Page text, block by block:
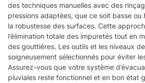
des techniques manuelles avec des
pressions adaptées, que ce soit basse
la robustesse des surfaces. Cette
l’élimination totale des impuretés tout en
des gouttières. Les outils et les niveaux
soigneusement sélectionnés pour éviter
Assurez-vous que votre système
pluviales reste fonctionnel et en bon état